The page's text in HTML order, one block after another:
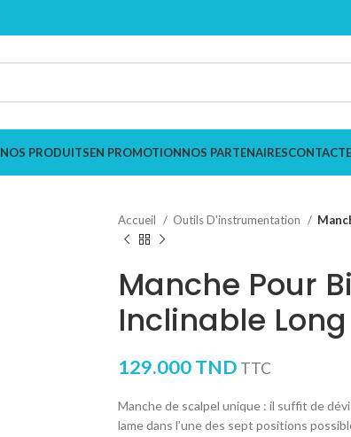
NOS PRODUITSEN PROMOTIONNOS PARTENAIRES
Accueil Outils D'instrumentation
Manche Pour
Inclinable
129.000TND TTC
Manche de scalpel unique : il suffit de
lame dans l’une des sept positions